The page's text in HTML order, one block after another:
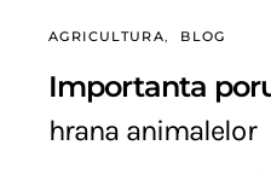
AGRICULTURA BLOG
Importanta
hrana animalelor